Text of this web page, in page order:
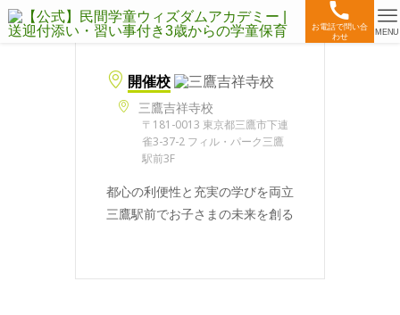
お電話で問い合
わせ
MENU
開催校
三鷹吉祥寺校
〒181-0013 東京都三鷹市下連
雀3-37-2 フィル・パーク三鷹
駅前3F
都心の利便性と充実の学びを両立
三鷹駅前でお子さまの未来を創る